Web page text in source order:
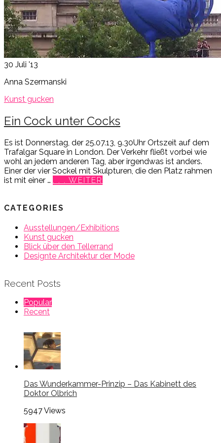
30 Juli '13
Anna Szermanski
Kunst gucken
Ein Cock unter Cocks
Es ist Donnerstag, der 25.07.13, 9.30Uhr Ortszeit auf dem
Trafalgar Square in London. Der Verkehr fließt vorbei wie
wohl an jedem anderen Tag, aber irgendwas ist anders.
Einer der vier Sockel mit Skulpturen, die den Platz rahmen
ist mit einer … . . . WEITER
CATEGORIES
Ausstellungen/Exhibitions
Kunst gucken
Blick über den Tellerrand
Designte Architektur der Mode
Recent Posts
Popular
Recent
Das Wunderkammer-Prinzip – Das Kabinett des
Doktor Olbrich
5947Views